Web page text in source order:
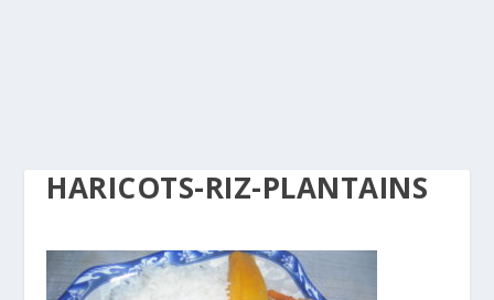
HARICOTS-RIZ-PLANTAINS